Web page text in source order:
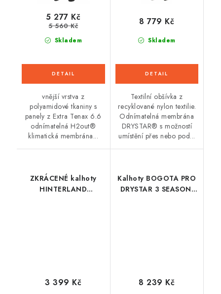
Skladem
5 277 Kč
5 560 Kč
vnější vrstva z
polyamidové tkaniny s
panely z Extra Tenax 6.6
odnímatelná H2out®
klimatická membrána...
Skladem
8 779 Kč
Textilní obšívka z
recyklované nylon textilie.
Odnímatelná membrána
DRYSTAR® s možností
umístění přes nebo pod...
ZKRÁCENÉ kalhoty
HINTERLAND
3 399 Kč
Kalhoty BOGOTA PRO
DRYSTAR 3 SEASON,
8 239 Kč